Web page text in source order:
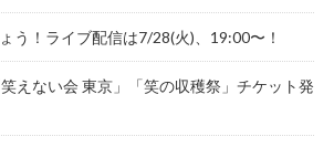
う！ライブ配信は7/28(火)、19:00〜！
笑えない会 東京」「笑の収穫祭」チケット発